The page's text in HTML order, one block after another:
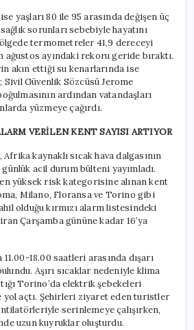
yaşları 80 ile 95 arasında değişen üç
sorunları sebebiyle hayatını
termometreler 41,9 dereceyi
ağustos ayındaki rekoru geride bıraktı.
akın ettiği su kenarlarında ise
Sivil Güvenlik Sözcüsü Jerome
ardından vatandaşları
yüzmeye çağırdı.
VERİLEN KENT SAYISI ARTIYOR
Afrika kaynaklı sıcak hava dalgasının
acil durum bülteni yayımladı.
en yüksek risk kategorisine alınan kent
Milano, Floransa ve Torino gibi
olduğu kırmızı alarm listesindeki
Çarşamba gününe kadar 16’ya
18.00 saatleri arasında dışarı
Aşırı sıcaklar nedeniyle klima
Torino’da elektrik şebekeleri
açtı. Şehirleri ziyaret eden turistler
serinlemeye çalışırken,
uzun kuyruklar oluşturdu.